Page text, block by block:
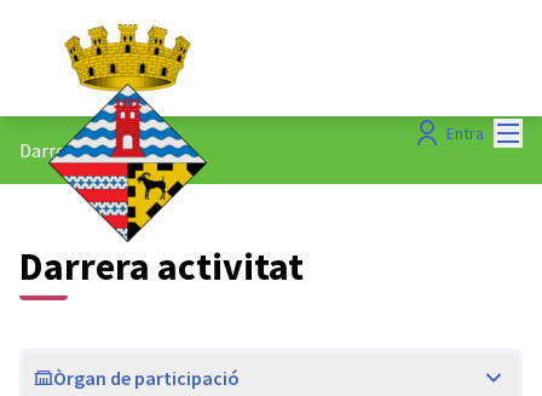
Entra
Darreres activitats
Darrera activitat
Òrgan de participació